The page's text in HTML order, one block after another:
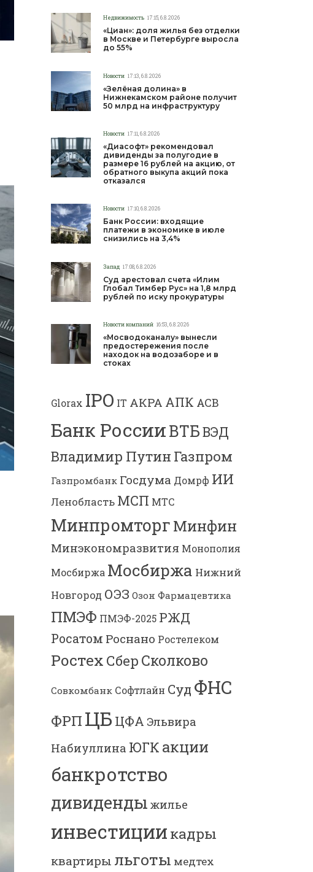
Недвижимость 17:15, 6.8.2026
«Циан»: доля жилья без отделки
в Москве и Петербурге выросла
до 55%
Новости 17:13, 6.8.2026
«Зелёная долина» в
Нижнекамском районе получит
50 млрд на инфраструктуру
Новости 17:11, 6.8.2026
«Диасофт» рекомендовал
дивиденды за полугодие в
размере 16 рублей на акцию, от
обратного выкупа акций пока
отказался
Новости 17:10, 6.8.2026
Банк России: входящие
платежи в экономике в июле
снизились на 3,4%
Запад 17:08, 6.8.2026
Суд арестовал счета «Илим
Глобал Тимбер Рус» на 1,8 млрд
рублей по иску прокуратуры
Новости компаний 16:53, 6.8.2026
«Мосводоканалу» вынесли
предостережения после
находок на водозаборе и в
стоках
Glorax IPO IT АКРА АПК АСВ
Банк РоссииВТБВЭД
Владимир Путин Газпром
Газпромбанк Госдума Домрф ИИ
Ленобласть МСП МТС
МинпромторгМинфин
Минэкономразвития Монополия
Мосбиржа Мосбиржа Нижний
Новгород ОЭЗ Озон Фармацевтика
ПМЭФ ПМЭФ-2025 РЖД
Росатом Роснано Ростелеком
Ростех Сбер Сколково
Совкомбанк Софтлайн Суд ФНС
ФРП ЦБ ЦФА Эльвира
Набиуллина ЮГК акции
банкротство
дивиденды жилье
инвестиции кадры
квартиры льготы медтех